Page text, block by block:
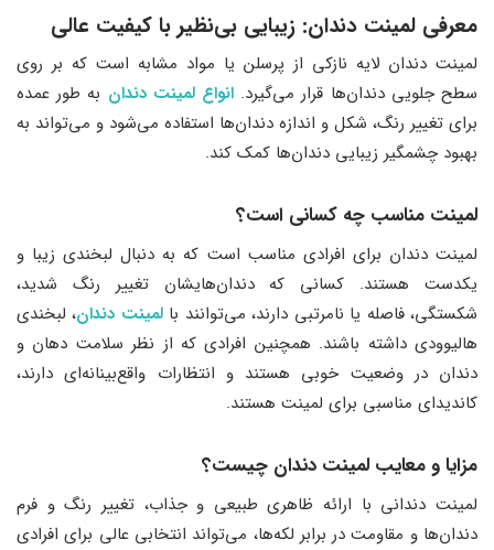
معرفی لمینت دندان: زیبایی بی‌نظیر با کیفیت عالی
لمینت دندان لایه‌ نازکی از پرسلن یا مواد مشابه است که بر روی
سطح جلویی دندان‌ها قرار می‌گیرد. انواع لمینت دندان به طور عمده
برای تغییر رنگ، شکل و اندازه دندان‌ها استفاده می‌شود و می‌تواند به
بهبود چشمگیر زیبایی دندان‌ها کمک کند.
لمینت مناسب چه کسانی است؟
لمینت دندان برای افرادی مناسب است که به دنبال لبخندی زیبا و
یکدست هستند. کسانی که دندان‌هایشان تغییر رنگ شدید،
شکستگی، فاصله یا نامرتبی دارند، می‌توانند بالمینت دندان، لبخندی
هالیوودی داشته باشند. همچنین افرادی که از نظر سلامت دهان و
دندان در وضعیت خوبی هستند و انتظارات واقع‌بینانه‌ای دارند،
کاندیدای مناسبی برای لمینت هستند.
مزایا و معایب لمینت دندان چیست؟
لمینت دندانی با ارائه ظاهری طبیعی و جذاب، تغییر رنگ و فرم
دندان‌ها و مقاومت در برابر لکه‌ها، می‌تواند انتخابی عالی برای افرادی